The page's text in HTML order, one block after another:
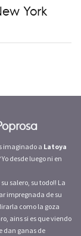
York
imaginado a Latoya
Yo desde luego ni en
salero, su todo!! La
impregnada de su
como la goza
ains si es que viendo
dan ganas de